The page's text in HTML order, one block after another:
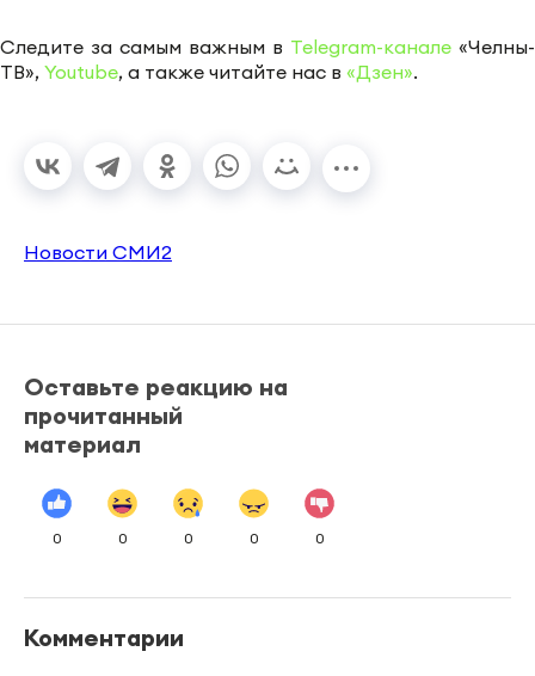
Следите за самым важным в Telegram-канале «Челны-
ТВ», Youtube, а также читайте нас в «Дзен».
Новости СМИ2
Оставьте реакцию на
прочитанный
материал
0 0 0 0 0
Комментарии